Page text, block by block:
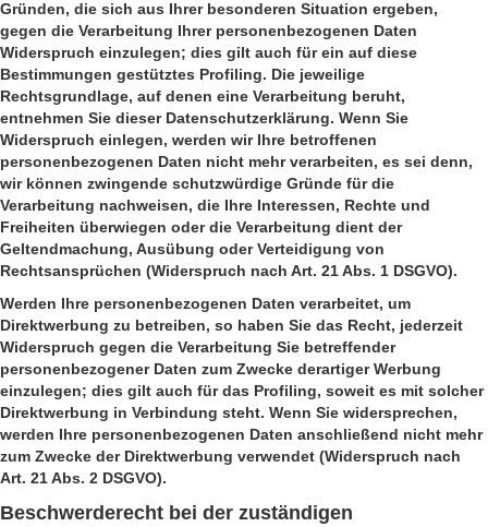
Gründen, die sich aus Ihrer besonderen Situation ergeben,
gegen die Verarbeitung Ihrer personenbezogenen Daten
Widerspruch einzulegen; dies gilt auch für ein auf diese
Bestimmungen gestütztes Profiling. Die jeweilige
Rechtsgrundlage, auf denen eine Verarbeitung beruht,
entnehmen Sie dieser Datenschutzerklärung. Wenn Sie
Widerspruch einlegen, werden wir Ihre betroffenen
personenbezogenen Daten nicht mehr verarbeiten, es sei denn,
wir können zwingende schutzwürdige Gründe für die
Verarbeitung nachweisen, die Ihre Interessen, Rechte und
Freiheiten überwiegen oder die Verarbeitung dient der
Geltendmachung, Ausübung oder Verteidigung von
Rechtsansprüchen (Widerspruch nach Art. 21 Abs. 1 DSGVO).
Werden Ihre personenbezogenen Daten verarbeitet, um
Direktwerbung zu betreiben, so haben Sie das Recht, jederzeit
Widerspruch gegen die Verarbeitung Sie betreffender
personenbezogener Daten zum Zwecke derartiger Werbung
einzulegen; dies gilt auch für das Profiling, soweit es mit solcher
Direktwerbung in Verbindung steht. Wenn Sie widersprechen,
werden Ihre personenbezogenen Daten anschließend nicht mehr
zum Zwecke der Direktwerbung verwendet (Widerspruch nach
Art. 21 Abs. 2 DSGVO).
Beschwerderecht bei der zuständigen